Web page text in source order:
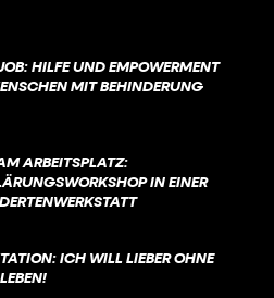
HILFE UND EMPOWERMENT
MIT BEHINDERUNG
ARBEITSPLATZ:
IN EINER
ICH WILL LIEBER OHNE